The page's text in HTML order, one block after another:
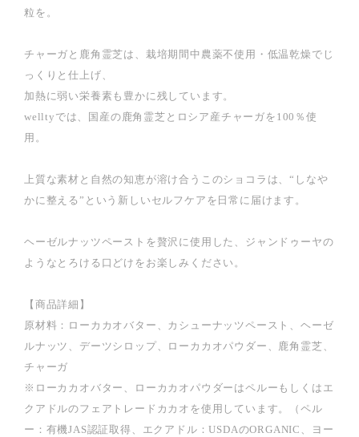
粒を。
チャーガと鹿角霊芝は、栽培期間中農薬不使用・低温乾燥でじ
っくりと仕上げ、
加熱に弱い栄養素も豊かに残しています。
welltyでは、国産の鹿角霊芝とロシア産チャーガを100％使
用。
上質な素材と自然の知恵が溶け合うこのショコラは、“しなや
かに整える”という新しいセルフケアを日常に届けます。
ヘーゼルナッツペーストを贅沢に使用した、ジャンドゥーヤの
ようなとろける口どけをお楽しみください。
【商品詳細】
原材料：ローカカオバター、カシューナッツペースト、ヘーゼ
ルナッツ、デーツシロップ、ローカカオパウダー、鹿角霊芝、
チャーガ
※ローカカオバター、ローカカオパウダーはペルーもしくはエ
クアドルのフェアトレードカカオを使用しています。（ペル
ー：有機JAS認証取得、エクアドル：USDAのORGANIC、ヨー